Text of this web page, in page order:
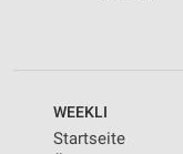
WEEKLI
Startseite